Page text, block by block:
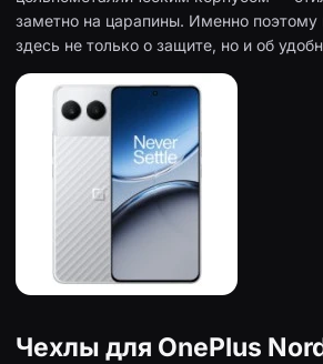
заметно на царапины. Именно поэтому
здесь не только о защите, но и об
Чехлы для OnePlus